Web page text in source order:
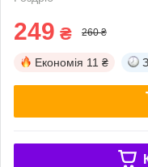
249 ₴ 260 ₴
Економія 11 ₴